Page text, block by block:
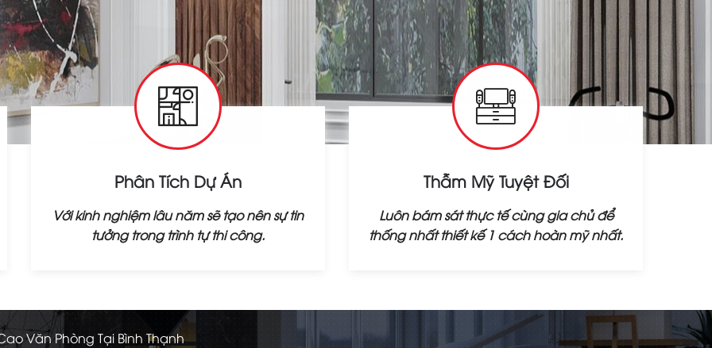
Phân Tích Dự Án
Với kinh nghiệm lâu năm sẽ tạo nên sự tin
tưởng trong trình tự thi công.
Thẫm Mỹ Tuyệt Đối
Luôn bám sát thực tế cùng gia chủ để
thống nhất thiết kế 1 cách hoàn mỹ nhất.
Văn Phòng Tại Bình Thạnh